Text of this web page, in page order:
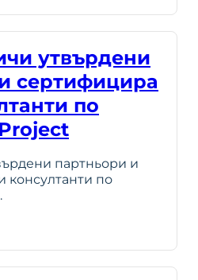
утвърдени
сертифицира
по
партньори и
консултанти по